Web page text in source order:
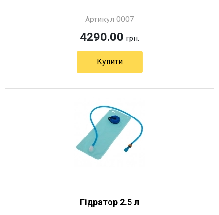
Артикул 0007
4290.00 грн.
Купити
Гідратор 2.5 л